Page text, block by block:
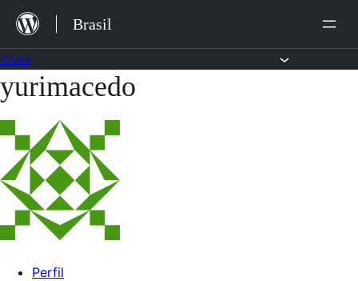
para
o
conteúdo
Brasil
Pular
para
conteúdo
yurimacedo
Perfil